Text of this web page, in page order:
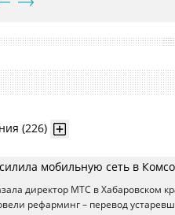
(226)
мобильную сеть в
директор МТС в Хабаровском
рефарминг – перевод